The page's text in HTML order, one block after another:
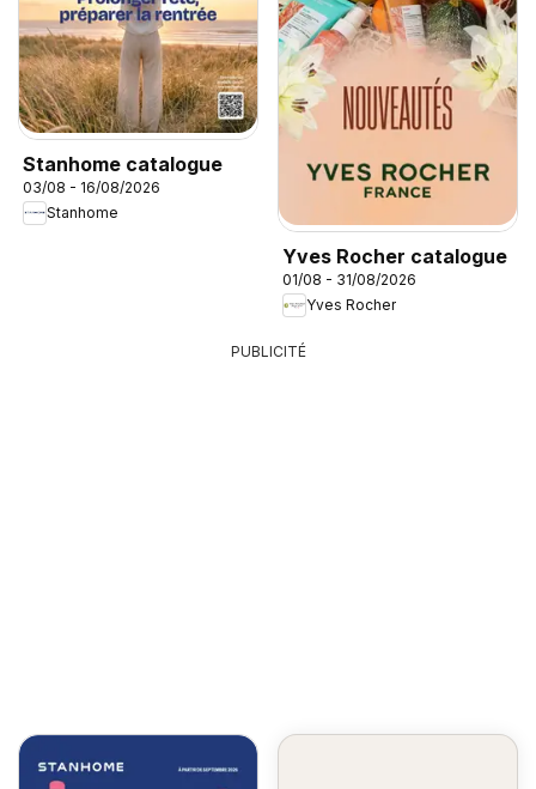
Stanhome catalogue
03/08 - 16/08/2026
Stanhome
Yves Rocher catalogue
01/08 - 31/08/2026
Yves Rocher
PUBLICITÉ